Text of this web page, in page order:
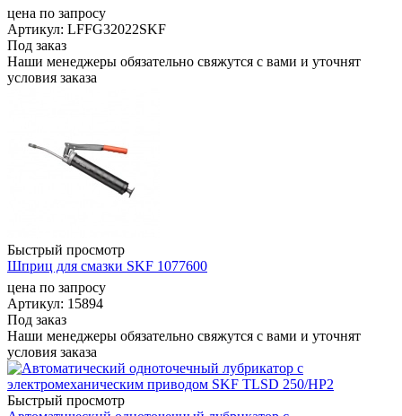
цена по запросу
Артикул: LFFG32022SKF
Под заказ
Наши менеджеры обязательно свяжутся с вами и уточнят
условия заказа
Быстрый просмотр
Шприц для смазки SKF 1077600
цена по запросу
Артикул: 15894
Под заказ
Наши менеджеры обязательно свяжутся с вами и уточнят
условия заказа
Быстрый просмотр